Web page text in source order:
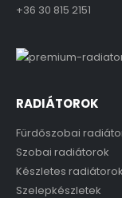
+36 30 815 2151
RADIÁTOROK
Fürdőszobai
Szobai radiátorok
Készletes radiátorok
Szelepkészletek